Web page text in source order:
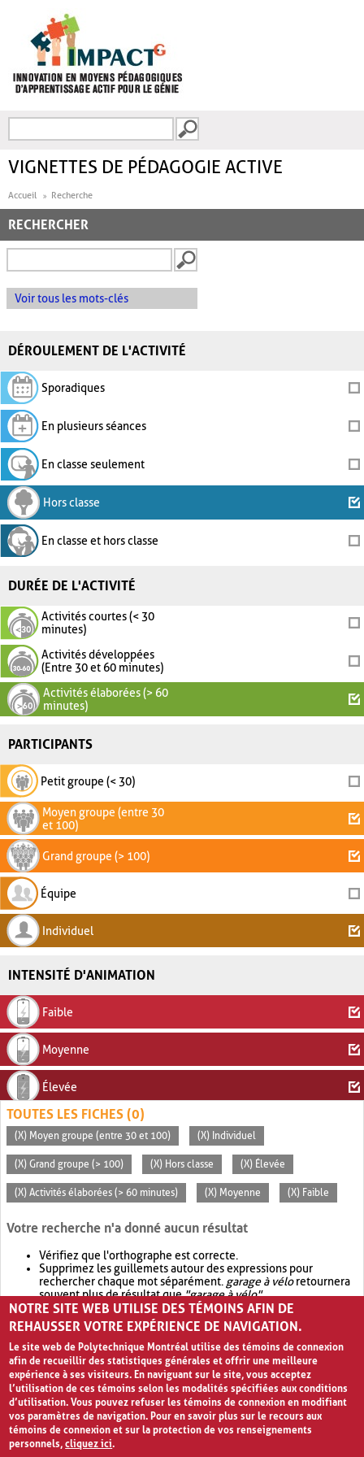
FORMULAIRE DE
VIGNETTES DE PÉDAGOGIE ACTIVE
Accueil Recherche
RECHERCHER
Voir tous les mots-clés
DÉROULEMENT DE L'ACTIVITÉ
Sporadiques
En plusieurs séances
En classe seulement
Hors classe
En classe et hors classe
DURÉE DE L'ACTIVITÉ
Activités courtes (< 30
minutes)
Activités développées
(Entre 30 et 60 minutes)
Activités élaborées (> 60
minutes)
PARTICIPANTS
Petit groupe (< 30)
Moyen groupe (entre 30
et 100)
Grand groupe (> 100)
Équipe
Individuel
INTENSITÉ D'ANIMATION
Faible
Moyenne
Élevée
TOUTES LES FICHES (0)
(X) Moyen groupe (entre 30 et 100) (X) Individuel
(X) Grand groupe (> 100) (X) Hors classe (X) Élevée
(X) Activités élaborées (> 60 minutes) (X) Moyenne (X) Faible
Votre recherche n'a donné aucun résultat
Vérifiez que l'orthographe est correcte.
Supprimez les guillemets autour des expressions pour
rechercher chaque mot séparément. garage à véloretournera
souvent plus de résultat que"garage à vélo".
Envisagez d'élargir votre recherche avec OR.garage OR vélo
retournera souvent plus de résultat quegarage à vélo
NOTRE SITE WEB UTILISE DES TÉMOINS AFIN DE
REHAUSSER VOTRE EXPÉRIENCE DE NAVIGATION.
Le site web de Polytechnique Montréal utilise des témoins de connexion
afin de recueillir des statistiques générales et offrir une meilleure
expérience à ses visiteurs. En naviguant sur le site, vous acceptez
l’utilisation de ces témoins selon les modalités spécifiées aux conditions
d’utilisation. Vous pouvez refuser les témoins de connexion en modifiant
vos paramètres de navigation. Pour en savoir plus sur le recours aux
témoins de connexion et sur la protection de vos renseignements
personnels,cliquez ici.